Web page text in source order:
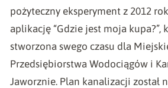
pożyteczny eksperyment z 2012
aplikację “Gdzie jest moja kupa?”,
stworzona swego czasu dla
Przedsiębiorstwa Wodociągów i
Jaworznie. Plan kanalizacji został